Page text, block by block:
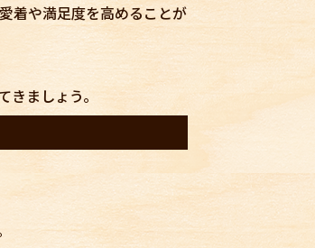
着や満足度を高めることが
ましょう。